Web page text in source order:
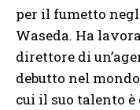
per il fumetto
Waseda. Ha
direttore di
debutto nel
cui il suo talento